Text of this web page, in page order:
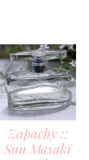
Zapachy ::
Suu Masakï